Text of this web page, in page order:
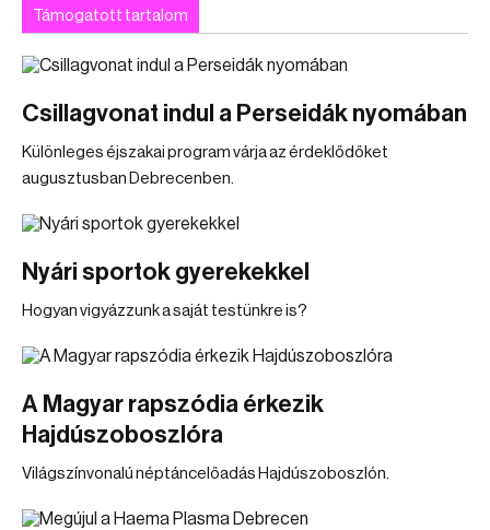
Támogatott tartalom
Csillagvonat indul a Perseidák nyomában
Különleges éjszakai program várja az érdeklődőket
augusztusban Debrecenben.
Nyári sportok gyerekekkel
Hogyan vigyázzunk a saját testünkre is?
A Magyar rapszódia érkezik
Hajdúszoboszlóra
Világszínvonalú néptáncelőadás Hajdúszoboszlón.